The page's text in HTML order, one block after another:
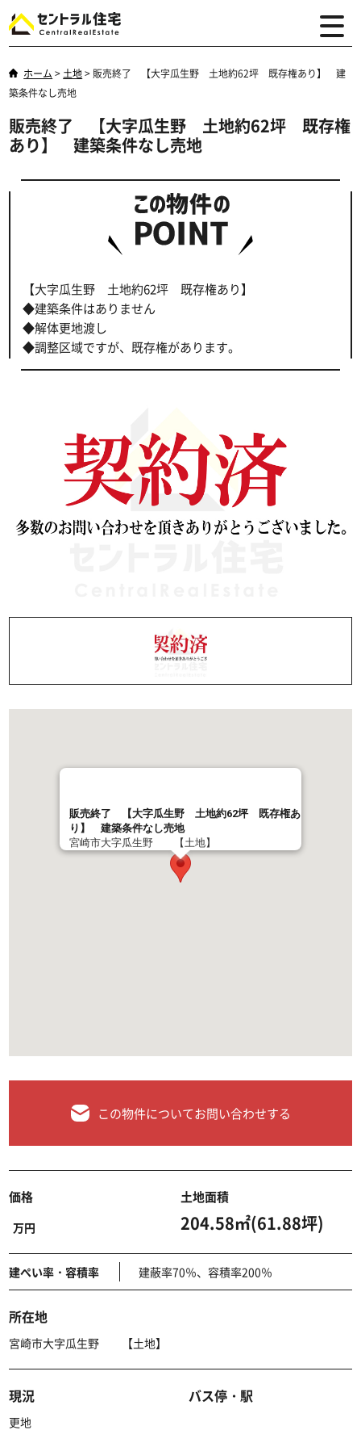
ホーム > 土地> 販売終了 【大字瓜生野 土地約62坪 既存権あり】 建
築条件なし売地
販売終了 【大字瓜生野 土地約62坪 既存権
あり】 建築条件なし売地
【大字瓜生野 土地約62坪 既存権あり】
◆建築条件はありません
◆解体更地渡し
◆調整区域ですが、既存権があります。
販売終了 【大字瓜生野 土地約62坪 既存権あ
り】 建築条件なし売地
宮崎市大字瓜生野 【土地】
この物件についてお問い合わせする
価格
万円
土地面積
204.58㎡(61.88坪)
建ぺい率・容積率 建蔽率70％、容積率200％
所在地
宮崎市大字瓜生野 【土地】
現況
更地
バス停・駅